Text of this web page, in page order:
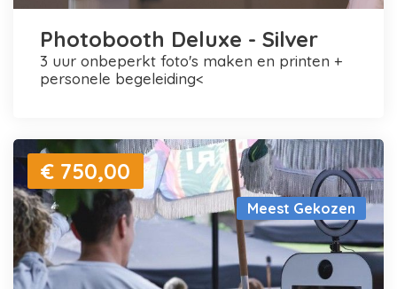
Photobooth Deluxe - Silver
3 uur onbeperkt foto's maken en printen +
personele begeleiding<
Meest Gekozen
€ 750,00